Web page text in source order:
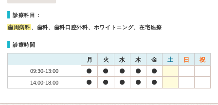
診療科目：
歯周病科 、歯科、歯科口腔外科、ホワイトニング、在宅医療
診療時間
月 火 水 木 金 土 日 祝
09:30-13:00
14:00-18:00